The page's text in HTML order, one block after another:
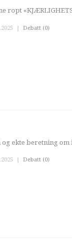
ropt
| Debatt (0)
og ekte beretning om
Debatt (0)